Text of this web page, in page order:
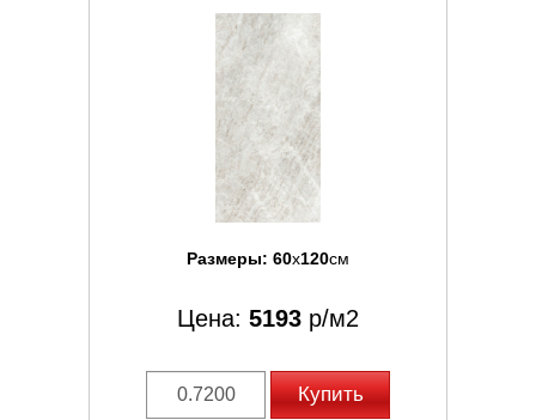
Размеры: 60x120см
Цена: 5193 р/м2
Купить